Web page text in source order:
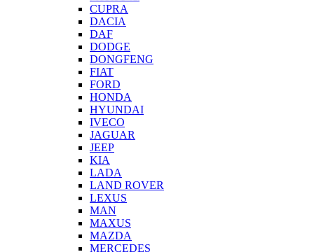
CUPRA
DACIA
DAF
DODGE
DONGFENG
FIAT
FORD
HONDA
HYUNDAI
IVECO
JAGUAR
JEEP
KIA
LADA
LAND ROVER
LEXUS
MAN
MAXUS
MAZDA
MERCEDES